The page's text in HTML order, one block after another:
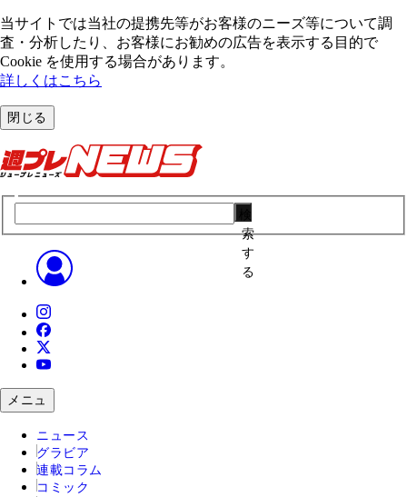
当サイトでは当社の提携先等がお客様のニーズ等について調
査・分析したり、お客様にお勧めの広告を表⽰する⽬的で
Cookie を使⽤する場合があります。
詳しくはこちら
閉じる
索
す
る
メニュ
ニュース
グラビア
連載コラム
コミック